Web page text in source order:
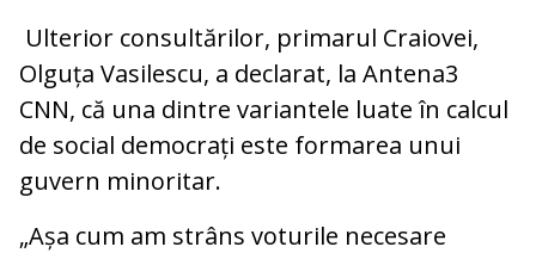
Ulterior consultărilor, primarul Craiovei,
Olguța Vasilescu, a declarat, la Antena3
CNN, că una dintre variantele luate în calcul
de social democrați este formarea unui
guvern minoritar.
„Așa cum am strâns voturile necesare